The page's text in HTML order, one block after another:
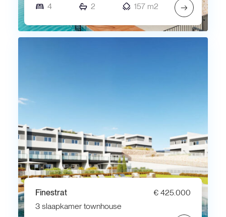
4
2 157 m2 →
Finestrat
€ 425.000
3 slaapkamer townhouse